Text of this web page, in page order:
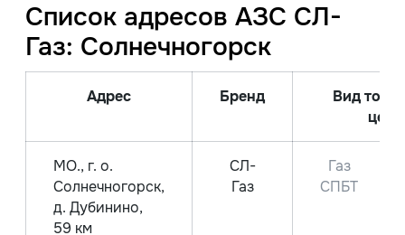
Список адресов АЗС СЛ-
Газ: Солнечногорск
Адрес Бренд
Вид
цена
МО., г. о.
Солнечногорск,
д. Дубинино,
59 км
СЛ-
Газ
Газ
СПБТ